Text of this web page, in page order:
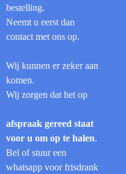
bestelling.
Neemt u eerst dan
contact met ons op.
Wij kunnen er zeker aan
komen.
Wij zorgen dat het op
afspraak gereed staat
voor u om op te halen.
Bel of stuur een
whatsapp voor frisdrank